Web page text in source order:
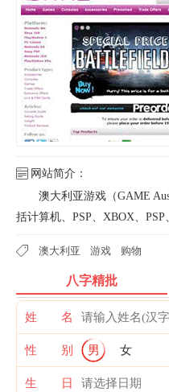
网站简介：
澳大利亚游戏（GAME
括计算机、PSP、XBOX、
澳大利亚 游戏 购物
八字精批
姓 名
性 别 男 女
生 日